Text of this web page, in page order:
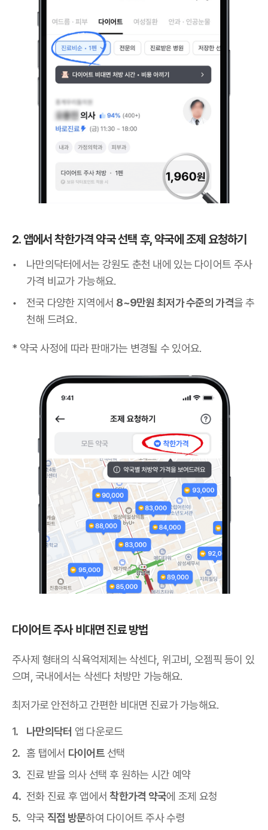
2. 앱에서 착한가격 약국 선택 후, 약국에 조제 요청하기
나만의닥터에서는 강원도 춘천 내에 있는 다이어트 주사
가격 비교가 가능해요.
전국 다양한 지역에서 8~9만원 최저가 수준의 가격을 추
천해 드려요.
* 약국 사정에 따라 판매가는 변경될 수 있어요.
다이어트 주사 비대면 진료 방법
주사제 형태의 식욕억제제는 삭센다, 위고비, 오젬픽 등이 있
으며,국내에서는 삭센다 처방만 가능해요.
최저가로 안전하고 간편한 비대면 진료가 가능해요.
나만의닥터 앱 다운로드
홈 탭에서 다이어트선택
진료 받을 의사 선택 후 원하는 시간 예약
전화 진료 후 앱에서착한가격 약국에 조제 요청
약국 직접 방문하여 다이어트 주사 수령